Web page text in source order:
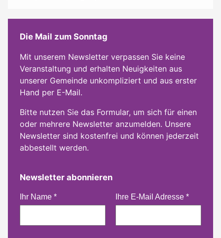
Die Mail zum Sonntag
Mit unserem Newsletter verpassen Sie keine
Veranstaltung und erhalten Neuigkeiten aus
unserer Gemeinde unkompliziert und aus erster
Hand per E-Mail.
Bitte nutzen Sie das Formular, um sich für einen
oder mehrere Newsletter anzumelden. Unsere
Newsletter sind kostenfrei und können jederzeit
abbestellt werden.
Newsletter abonnieren
Ihr Name * Ihre E-Mail Adresse *